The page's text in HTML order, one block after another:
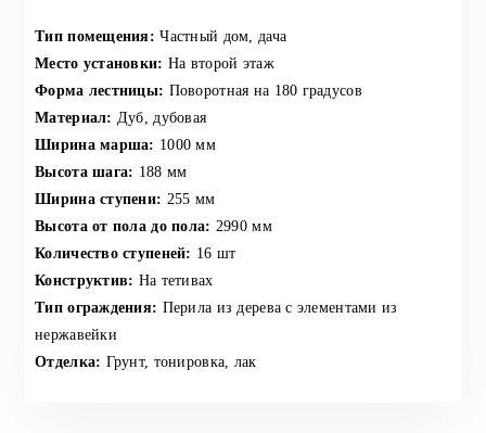
Тип помещения: Частный дом, дача
Место установки: На второй этаж
Форма лестницы: Поворотная на 180 градусов
Материал: Дуб, дубовая
Ширина марша: 1000 мм
Высота шага: 188 мм
Ширина ступени: 255 мм
Высота от пола до пола: 2990 мм
Количество ступеней: 16 шт
Конструктив: На тетивах
Тип ограждения: Перила из дерева с элементами из
нержавейки
Отделка: Грунт, тонировка, лак